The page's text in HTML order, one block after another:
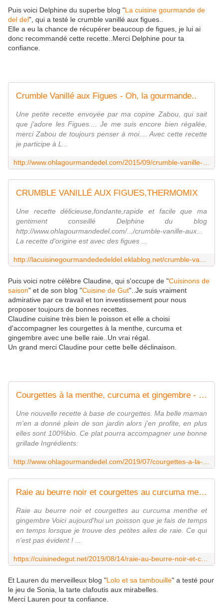
Puis voici Delphine du superbe blog "La cuisine gourmande de
del del", qui a testé le crumble vanillé aux figues..
Elle a eu la chance de récupérer beaucoup de figues, je lui ai
donc recommandé cette recette..Merci Delphine pour ta
confiance.
Crumble Vanillé aux Figues - Oh, la gourmande..
Une petite recette envoyée par ma copine Zabou, qui sait
que j'adore les Figues.... Je me suis encore bien régalée,
merci Zabou de toujours penser à moi.... Avec cette recette
je participe à L...
CRUMBLE VANILLÉ AUX FIGUES,THERMOMIX
Une recette délicieuse,fondante,rapide et facile que ma
gentiment conseillé Delphine du blog
http://www.ohlagourmandedel.com/.../crumble-vanille-aux...
La recette d'origine est avec des figues ...
Puis voici notre célèbre Claudine, qui s'occupe de "Cuisinons de
saison" et de son blog "Cuisine de Gut"..Je suis vraiment
admirative par ce travail et ton investissement pour nous
proposer toujours de bonnes recettes.
Claudine cuisine très bien le poisson et elle a choisi
d'accompagner les courgettes à la menthe, curcuma et
gingembre avec une belle raie..Un vrai régal.
Un grand merci Claudine pour cette belle déclinaison.
Courgettes à la menthe, curcuma et gingembre - Oh, la gourmande..
Une nouvelle recette à base de courgettes. Ma belle maman
m'en a donné plein de son jardin alors j'en profite, en plus
elles sont 100%bio. Ce plat pourra accompagner une bonne
grillade Ingrédients:
Raie au beurre noir et courgettes au curcuma menthe et gingembre
Raie au beurre noir et courgettes au curcuma menthe et
gingembre Voici aujourd'hui un poisson que je fais de temps
en temps lorsque je trouve des petites ailes de raie. Ce qui
n'est pas évident ! ...
Et Lauren du merveilleux blog "Lolo et sa tambouille" a testé pour
le jeu de Sonia, la tarte clafoutis aux mirabelles.
Merci Lauren pour ta confiance.